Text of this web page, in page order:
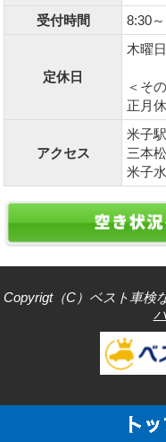
受付時間
8:30
定休日
木曜日
＜そ
正月
アクセス
米子
三本
米子
Copyrigt（C）ベスト車検